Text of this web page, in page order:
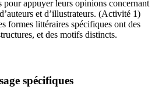
pour appuyer leurs opinions concernant
et d’illustrateurs. (Activité 1)
formes littéraires spécifiques ont des
et des motifs distincts.
spécifiques